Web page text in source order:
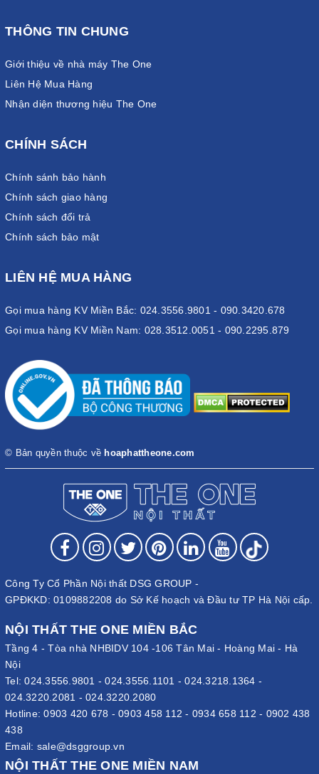
THÔNG TIN CHUNG
Giới thiệu về nhà máy The One
Liên Hệ Mua Hàng
Nhận diện thương hiệu The One
CHÍNH SÁCH
Chính sánh bảo hành
Chính sách giao hàng
Chính sách đổi trả
Chính sách bảo mật
LIÊN HỆ MUA HÀNG
Gọi mua hàng KV Miền Bắc: 024.3556.9801 - 090.3420.678
Gọi mua hàng KV Miền Nam: 028.3512.0051 - 090.2295.879
© Bản quyền thuộc về hoaphattheone.com
Công Ty Cổ Phần Nội thất DSG GROUP -
GPĐKKD: 0109882208 do Sở Kế hoạch và Đầu tư TP Hà Nội cấp.
NỘI THẤT THE ONE MIỀN BẮC
Tầng 4 - Tòa nhà NHBIDV 104 -106 Tân Mai - Hoàng Mai - Hà
Nội
Tel:024.3556.9801 -024.3556.1101 -024.3218.1364 -
024.3220.2081 - 024.3220.2080
Hotline:0903 420 678 - 0903 458 112 - 0934 658 112 - 0902 438
438
Email: sale@dsggroup.vn
NỘI THẤT THE ONE MIỀN NAM